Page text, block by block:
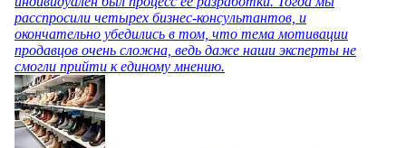
расспросили четырех бизнес-консультантов, и
окончательно убедились в том, что тема мотивации
продавцов очень сложна, ведь даже наши эксперты не
смогли прийти к единому мнению.